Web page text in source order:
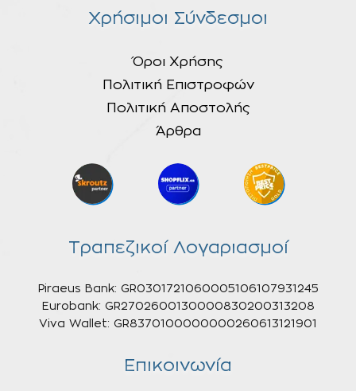
Χρήσιμοι Σύνδεσμοι
Όροι Χρήσης
Πολιτική Επιστροφών
Πολιτική Αποστολής
Άρθρα
Τραπεζικοί Λογαριασμοί
Piraeus Bank: GR0301721060005106107931245
Eurobank: GR2702600130000830200313208
Viva Wallet: GR8370100000000260613121901
Επικοινωνία